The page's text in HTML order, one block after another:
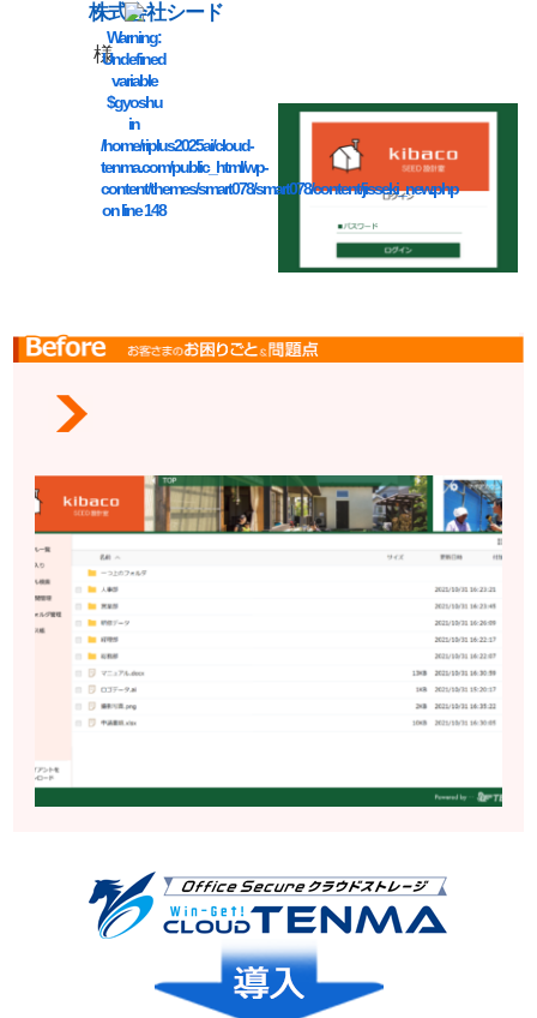
Warning:
Undefined
variable
$gyoshu
in
/home/riplus2025ai/cloud-
tenma.com/public_html/wp-
content/themes/smart078/smart078/content/jisseki_new.php
on line148
株式会社シード
様